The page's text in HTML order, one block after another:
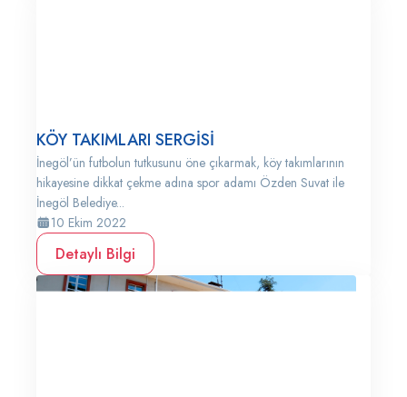
KÖY TAKIMLARI SERGİSİ
İnegöl’ün futbolun tutkusunu öne çıkarmak, köy takımlarının
hikayesine dikkat çekme adına spor adamı Özden Suvat ile
İnegöl Belediye...
10 Ekim 2022
Detaylı Bilgi